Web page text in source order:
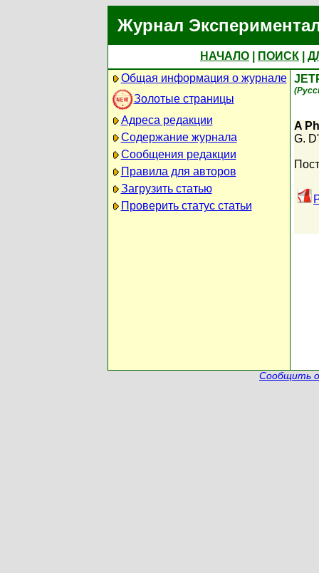
Журнал
НАЧАЛО ПОИСК
Общая информация о журнале
Золотые страницы
Адреса редакции
Содержание журнала
Сообщения редакции
Правила для авторов
Загрузить статью
Проверить статус статьи
A
G.
Сообщить о